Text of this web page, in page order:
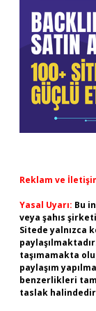
Reklam ve
Yasal Uyarı: Bu
veya şahıs
Sitede yalnızca
taşımamakta
paylaşım
benzerlikleri
taslak